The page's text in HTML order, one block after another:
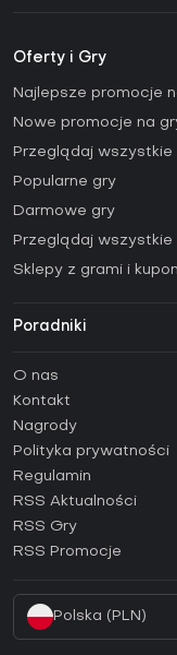
Oferty i Gry
Najlepsze promocje
Nowe promocje na
Przeglądaj wszystkie
Popularne gry
Darmowe gry
Przeglądaj wszystkie
Sklepy z grami i
Poradniki
Poradniki
Jak aktywować klucz
Jak aktywować klucz
Jak aktywować klucz
Jak aktywować klucz
O nas
Kontakt
Nagrody
Polityka prywatności
Regulamin
RSS Aktualności
RSS Gry
RSS Promocje
Polska (PLN)